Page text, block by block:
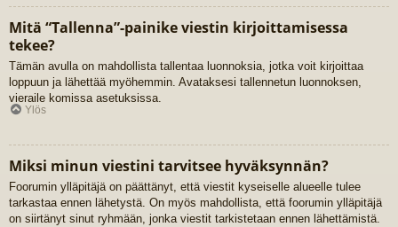
Mitä “Tallenna”-painike viestin kirjoittamisessa
tekee?
Tämän avulla on mahdollista tallentaa luonnoksia, jotka voit kirjoittaa
loppuun ja lähettää myöhemmin. Avataksesi tallennetun luonnoksen,
vieraile komissa asetuksissa.
Ylös
Miksi minun viestini tarvitsee hyväksynnän?
Foorumin ylläpitäjä on päättänyt, että viestit kyseiselle alueelle tulee
tarkastaa ennen lähetystä. On myös mahdollista, että foorumin ylläpitäjä
on siirtänyt sinut ryhmään, jonka viestit tarkistetaan ennen lähettämistä.